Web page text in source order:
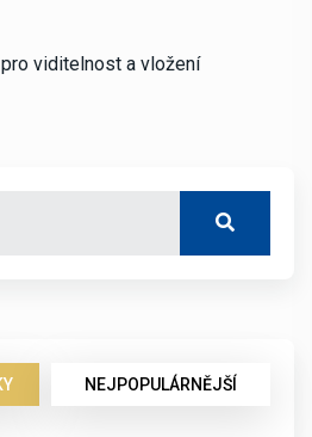
pro viditelnost a vložení
NEJPOPULÁRNĚJŠÍ